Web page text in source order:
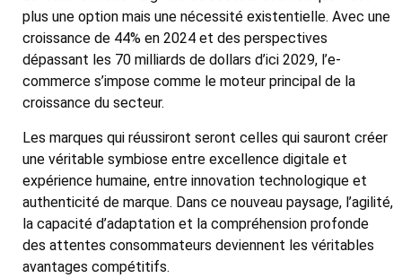
plus une option mais une nécessité existentielle. Avec une
croissance de 44% en 2024 et des perspectives
dépassant les 70 milliards de dollars d’ici 2029, l’e-
commerce s’impose comme le moteur principal de la
croissance du secteur.
Les marques qui réussiront seront celles qui sauront créer
une véritable symbiose entre excellence digitale et
expérience humaine, entre innovation technologique et
authenticité de marque. Dans ce nouveau paysage, l’agilité,
la capacité d’adaptation et la compréhension profonde
des attentes consommateurs deviennent les véritables
avantages compétitifs.